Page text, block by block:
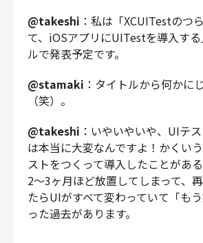
@takeshi ：私は「XCUITestのつ
て、iOSアプリにUITestを導入す
ルで発表予定です。
@stamaki ：タイトルから何かに
（笑）。
@takeshi ：いやいやいや、UIテ
は本当に大変なんですよ！かくい
ストをつくって導入したことがある
2〜3ヶ月ほど放置してしまって、
たらUIがすべて変わっていて「も
った過去があります。